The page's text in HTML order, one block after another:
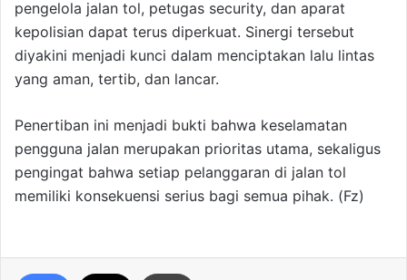
pengelola jalan tol, petugas security, dan aparat
kepolisian dapat terus diperkuat. Sinergi tersebut
diyakini menjadi kunci dalam menciptakan lalu lintas
yang aman, tertib, dan lancar.
Penertiban ini menjadi bukti bahwa keselamatan
pengguna jalan merupakan prioritas utama, sekaligus
pengingat bahwa setiap pelanggaran di jalan tol
memiliki konsekuensi serius bagi semua pihak. (Fz)